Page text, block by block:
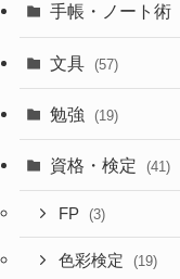
手帳・ノート術
文具 (57)
勉強 (19)
資格・検定 (41)
FP (3)
色彩検定 (19)